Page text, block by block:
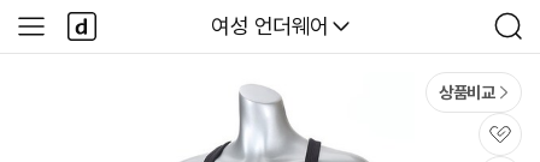
다나와
여성 언더웨어
검
색
사
이
다
나
와
상품비교